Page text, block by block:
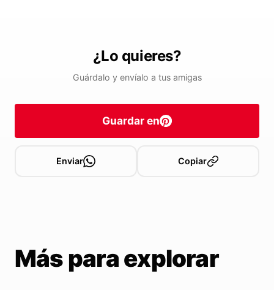
¿Lo quieres?
Guárdalo y envíalo a tus amigas
Guardar en
Enviar Copiar
Más para explorar